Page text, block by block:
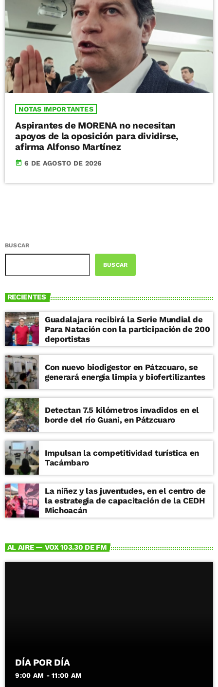
NOTAS IMPORTANTES
Aspirantes de MORENA no necesitan
apoyos de la oposición para dividirse,
afirma Alfonso Martínez
today 6 DE AGOSTO DE 2026
BUSCAR
BUSCAR
RECIENTES
Guadalajara recibirá la Serie Mundial de
Para Natación con la participación de 200
deportistas
Con nuevo biodigestor en Pátzcuaro, se
generará energía limpia y biofertilizantes
Detectan 7.5 kilómetros invadidos en el
borde del río Guani, en Pátzcuaro
Impulsan la competitividad turística en
Tacámbaro
La niñez y las juventudes, en el centro de
la estrategia de capacitación de la CEDH
Michoacán
AL AIRE — VOX 103.30 DE FM
DÍA POR DÍA
9:00 AM - 11:00 AM